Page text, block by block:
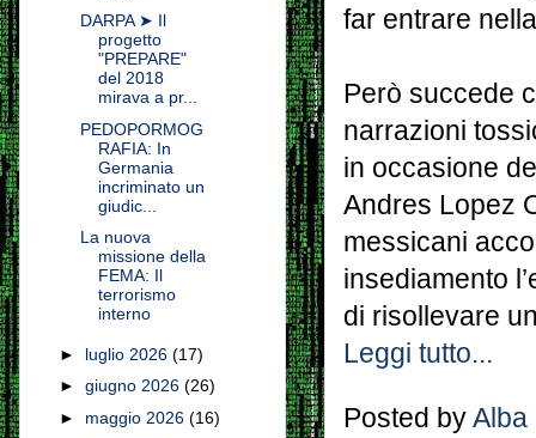
far entrare
Però succede
narrazioni
in occasione
Andres Lopez
messicani
insediamento
di risollevare
Leggi tutto...
Posted by Alba
DARPA ➤ Il
progetto
"PREPARE"
del 2018
mirava a pr...
PEDOPORMOG
RAFIA: In
Germania
incriminato un
giudic...
La nuova
missione della
FEMA: Il
terrorismo
interno
► luglio 2026 (17)
► giugno 2026 (26)
► maggio 2026 (16)